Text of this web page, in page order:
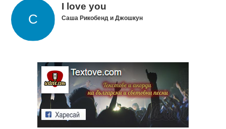
I love you
Саша Рикобенд и Джошкун